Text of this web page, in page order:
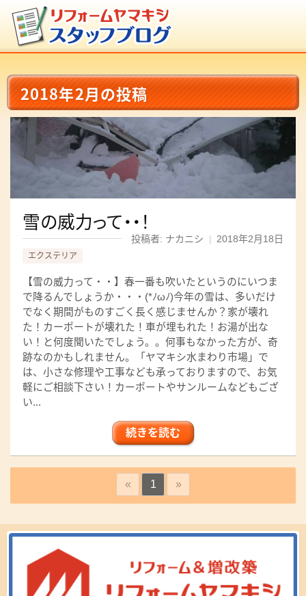
2018年2月の投稿
雪の威力って・・！
投稿者: ナカニシ | 2018年2月18日
エクステリア
【雪の威力って・・】春一番も吹いたというのにいつま
で降るんでしょうか・・・(*ﾉωﾉ)今年の雪は、多いだけ
でなく期間がものすごく長く感じませんか？家が壊れ
た！カーポートが壊れた！車が埋もれた！お湯が出な
い！と何度聞いたでしょう。。何事もなかった方が、奇
跡なのかもしれません。「ヤマキシ水まわり市場」で
は、小さな修理や工事なども承っておりますので、お気
軽にご相談下さい！カーポートやサンルームなどもござ
い...
続きを読む
« 1 »